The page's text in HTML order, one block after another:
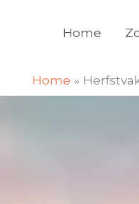
Home
Home